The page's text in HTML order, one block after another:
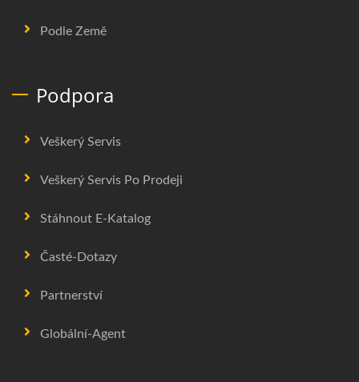
Podle Země
Podpora
Veškerý Servis
Veškerý Servis Po Prodeji
Stáhnout E-Katalog
Časté-Dotazy
Partnerství
Globální-Agent